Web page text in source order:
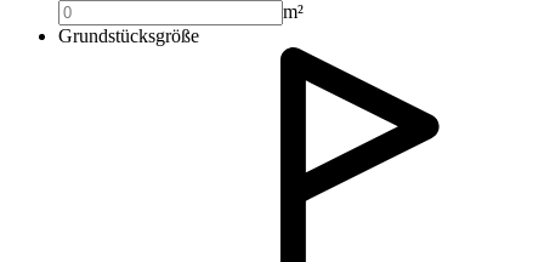
m²
Grundstücksgröße